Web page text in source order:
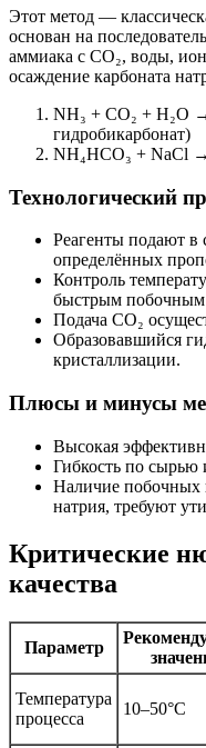
Этот метод —
основан на
аммиака с СО₂, воды,
осаждение карбоната
NH₃ + CO₂ + H₂O
гидробикарбонат)
NH₄HCO₃ + NaCl
Технологический
Реагенты подают в
определённых
Контроль
быстрым побочным
Подача CO₂
Образовавшийся
кристаллизации.
Плюсы и минусы
Высокая
Гибкость по сырью
Наличие
натрия, требуют
Критические
качества
Параметр
Температура
процесса
10–50°С